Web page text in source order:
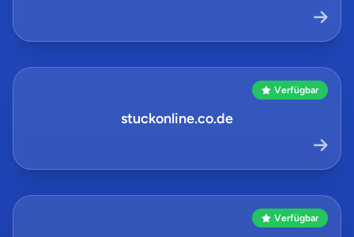
Verfügbar
stuckonline.co.de
Verfügbar